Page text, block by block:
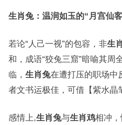
生肖兔：温润如玉的“月宫仙
若论“人己一视”的包容，非生
和，成语“狡兔三窟”暗喻其周
临， 生肖兔在遭打压的职场中
者文书运极佳，可借【紫水晶
感情上,生肖兔与生肖鸡相冲，